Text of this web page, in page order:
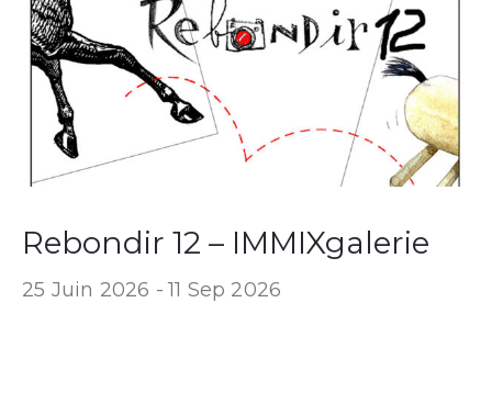
Rebondir 12 – IMMIXgalerie
25 Juin 2026 - 11 Sep 2026